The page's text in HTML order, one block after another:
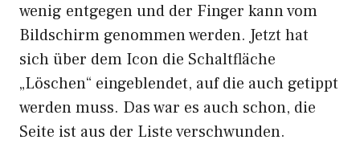
wenig entgegen und der Finger kann vom
Bildschirm genommen werden. Jetzt hat
sich über dem Icon die Schaltfläche
„Löschen“ eingeblendet, auf die auch getippt
werden muss. Das war es auch schon, die
Seite ist aus der Liste verschwunden.